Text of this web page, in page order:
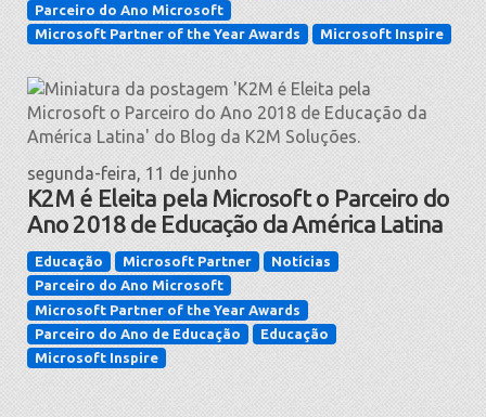
Parceiro do Ano Microsoft
Microsoft Partner of the Year Awards
Microsoft Inspire
segunda-feira, 11 de junho
K2M é Eleita pela Microsoft o Parceiro do
Ano 2018 de Educação da América Latina
Educação Microsoft Partner
Notícias
Parceiro do Ano Microsoft
Microsoft Partner of the Year Awards
Parceiro do Ano de Educação
Educação
Microsoft Inspire